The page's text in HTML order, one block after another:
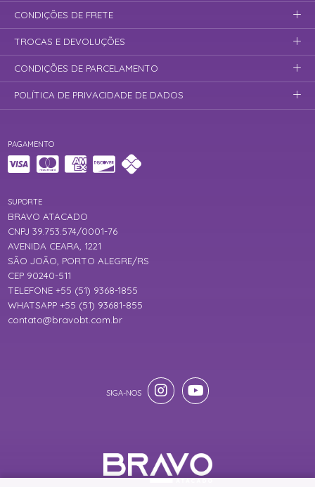
PAGAMENTO
SUPORTE
BRAVO ATACADO
CNPJ 39.753.574/0001-76
AVENIDA CEARA, 1221
SÃO JOÃO, PORTO ALEGRE/RS
CEP 90240-511
TELEFONE +55 (51) 9368-1855
WHATSAPP +55 (51) 93681-855
contato@bravobt.com.br
CONDIÇÕES DE FRETE
TROCAS E DEVOLUÇÕES
CONDIÇÕES DE PARCELAMENTO
POLÍTICA DE PRIVACIDADE DE DADOS